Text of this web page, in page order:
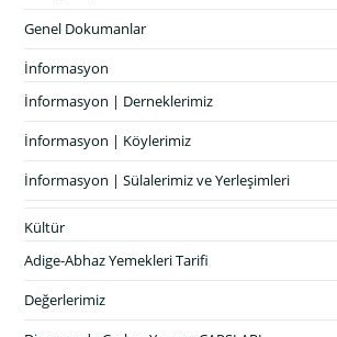
Genel Dokumanlar
İnformasyon
İnformasyon | Derneklerimiz
İnformasyon | Köylerimiz
İnformasyon | Sülalerimiz ve Yerleşimleri
Kültür
Adige-Abhaz Yemekleri Tarifi
Değerlerimiz